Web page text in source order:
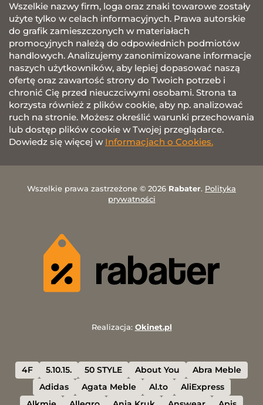
Wszelkie nazwy firm, loga oraz znaki towarowe zostały
użyte tylko w celach informacyjnych. Prawa autorskie
do grafik zamieszczonych w materiałach
promocyjnych należą do odpowiednich podmiotów
handlowych. Analizujemy zanonimizowane informacje
naszych użytkowników, aby lepiej dopasować naszą
ofertę oraz zawartość strony do Twoich potrzeb i
chronić Cię przed nieuczciwymi osobami. Strona ta
korzysta również z plików cookie, aby np. analizować
ruch na stronie. Możesz określić warunki przechowania
lub dostęp plików cookie w Twojej przeglądarce.
Dowiedz się więcej w Informacjach o Cookies.
Wszelkie prawa zastrzeżone © 2026 Rabater. Polityka
prywatności
Realizacja: Okinet.pl
4F 5.10.15. 50 STYLE About You
Abra Meble
Adidas
Agata Meble Al.to
AliExpress